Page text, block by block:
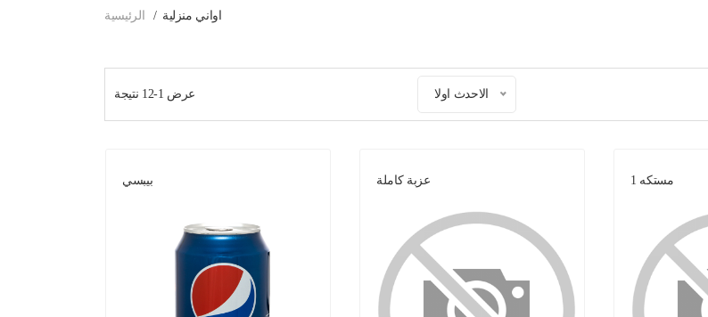
الرئيسية اواني منزلية
الاحدث اولا عرض 1-12 نتيجة
مستكه 1 عزبة كاملة بيبسي